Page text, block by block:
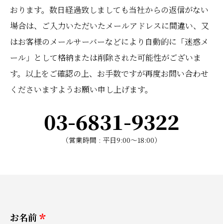
おります。数日経過致しましても当社からの返信がない
場合は、ご入力いただいたメールアドレスに間違い、又
はお客様のメールサーバーなどにより自動的に「迷惑メ
ール」として格納または削除された可能性がございま
す。以上をご確認の上、お手数ですが再度お問い合わせ
くださいますようお願い申し上げます。
03-6831-9322
（営業時間 : 平日9:00〜18:00）
お名前